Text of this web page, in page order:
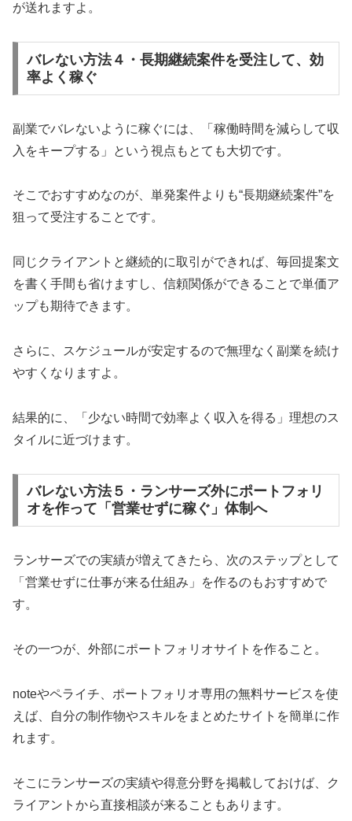
が送れますよ。
バレない方法４・長期継続案件を受注して、効
率よく稼ぐ
副業でバレないように稼ぐには、「稼働時間を減らして収
入をキープする」という視点もとても大切です。
そこでおすすめなのが、単発案件よりも“長期継続案件”を
狙って受注することです。
同じクライアントと継続的に取引ができれば、毎回提案文
を書く手間も省けますし、信頼関係ができることで単価ア
ップも期待できます。
さらに、スケジュールが安定するので無理なく副業を続け
やすくなりますよ。
結果的に、「少ない時間で効率よく収入を得る」理想のス
タイルに近づけます。
バレない方法５・ランサーズ外にポートフォリ
オを作って「営業せずに稼ぐ」体制へ
ランサーズでの実績が増えてきたら、次のステップとして
「営業せずに仕事が来る仕組み」を作るのもおすすめで
す。
その一つが、外部にポートフォリオサイトを作ること。
noteやペライチ、ポートフォリオ専用の無料サービスを使
えば、自分の制作物やスキルをまとめたサイトを簡単に作
れます。
そこにランサーズの実績や得意分野を掲載しておけば、ク
ライアントから直接相談が来ることもあります。